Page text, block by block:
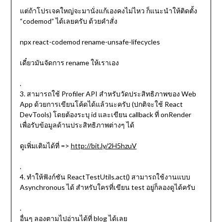
แต่ถ้าโปรเจคใหญ่จะมานั่งแก้เองคงไม่ไหว ก็แนะนำให้ติดตั้ง
“codemod” ได้เลยครับ ด้วยคำสั่ง
npx react-codemod rename-unsafe-lifecycles
เดี๋ยวมันจัดการ rename ให้เราเอง
.
3. สามารถใช้ Profiler API สำหรับวัดประสิทธิภาพของ Web
App ด้วยการเขียนโค้ดได้แล้วนะครับ (ปกติจะใช้ React
DevTools) โดยต้องระบุ id และเขียน callback ที่ onRender
เพื่อรับข้อมูลด้านประสิทธิภาพต่างๆ ได้
ดูเพิ่มเติมได้ที่ => http://bit.ly/2H5hzuV
.
4. ทำให้ฟังก์ชัน ReactTestUtils.act() สามารถใช้งานแบบ
Asynchronous ได้ สำหรับใครที่เขียน test อยู่ก็ลองดูได้ครับ
.
อื่นๆ ลองตามไปอ่านได้ที่ blog ได้เลย